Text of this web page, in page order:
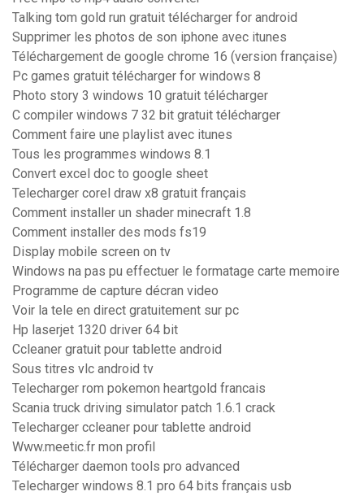
Talking tom gold run gratuit télécharger for android
Supprimer les photos de son iphone avec itunes
Téléchargement de google chrome 16 (version française)
Pc games gratuit télécharger for windows 8
Photo story 3 windows 10 gratuit télécharger
C compiler windows 7 32 bit gratuit télécharger
Comment faire une playlist avec itunes
Tous les programmes windows 8.1
Convert excel doc to google sheet
Telecharger corel draw x8 gratuit français
Comment installer un shader minecraft 1.8
Comment installer des mods fs19
Display mobile screen on tv
Windows na pas pu effectuer le formatage carte memoire
Programme de capture décran video
Voir la tele en direct gratuitement sur pc
Hp laserjet 1320 driver 64 bit
Ccleaner gratuit pour tablette android
Sous titres vlc android tv
Telecharger rom pokemon heartgold francais
Scania truck driving simulator patch 1.6.1 crack
Telecharger ccleaner pour tablette android
Www.meetic.fr mon profil
Télécharger daemon tools pro advanced
Telecharger windows 8.1 pro 64 bits français usb